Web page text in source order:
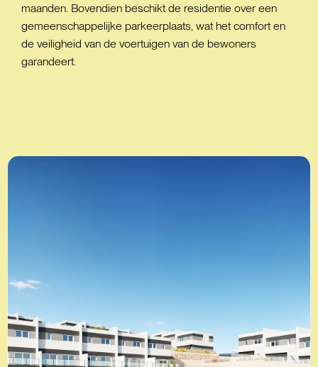
maanden. Bovendien beschikt de residentie over een
gemeenschappelijke parkeerplaats, wat het comfort en
de veiligheid van de voertuigen van de bewoners
garandeert.